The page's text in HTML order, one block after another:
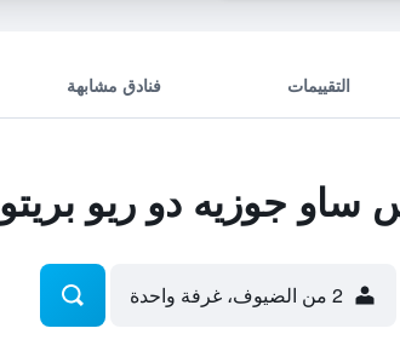
التقييمات فنادق مشابهة
جوزيه دو ريو بريتو
2 من الضيوف، غرفة واحدة